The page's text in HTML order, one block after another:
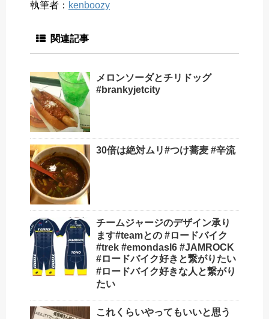
執筆者： kenboozy
関連記事
メロンソーダとチリドッグ
#brankyjetcity
30倍は絶対ムリ#つけ蕎麦 #辛流
チームジャージのデザイン承り
ます#teamとの #ロードバイク
#trek #emondasl6 #JAMROCK
#ロードバイク好きと繋がりたい
#ロードバイク好きな人と繋がり
たい
これくらいやってもいいと思う